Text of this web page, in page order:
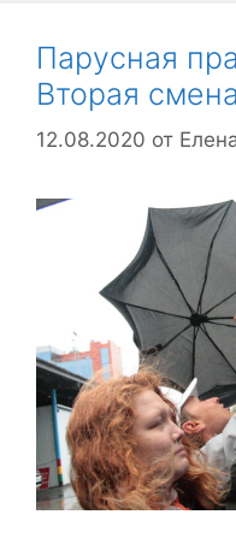
Парусная
Вторая
12.08.2020 от